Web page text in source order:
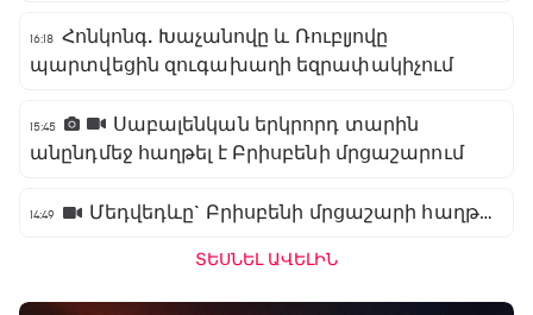
16:18 Հոնկոնգ. Խաչանովը և Ռուբլյովը
պարտվեցին զուգախաղի եզրափակիչում
15:45
Սաբալենկան երկրորդ տարին
անընդմեջ հաղթել է Բրիսբենի մրցաշարում
14:49 Մեդվեդևը` Բրիսբենի մրցաշարի հաղթող
ՏԵՍՆԵԼ ԱՎԵԼԻՆ